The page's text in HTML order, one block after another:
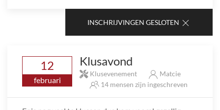
INSCHRIJVINGEN GESLOTEN
12
februari
Klusavond
Klusevenement
Matcie
14 mensen zijn ingeschreven